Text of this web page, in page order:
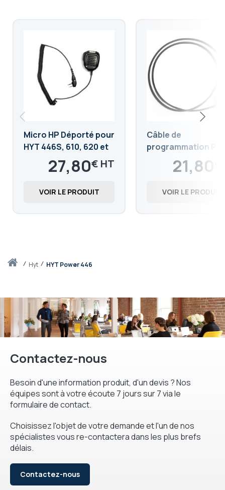
Accueil
hyt HYT Power 446
Micro HP Déporté pour
HYT 446S, 610, 620 et
série PD 405, 415, 505,
565, BD527,80€
VOIR LE PRODUIT
Câble de
programmation
pour HYT Power
21,80
VOIR LE PRODUIT
Contactez-nous
Besoin d'une information produit, d'un devis ? Nos
équipes sont à votre écoute 7 jours sur 7 via le
formulaire de contact.
Choisissez l'objet de votre demande et l'un de nos
spécialistes vous re-contactera dans les plus brefs
délais.
Contactez-nous